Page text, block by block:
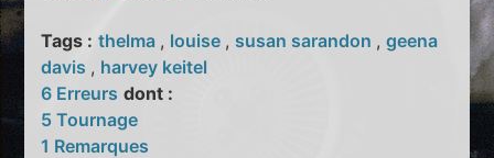
Tags : thelma , louise , susan sarandon ,geena
davis , harvey keitel
6 Erreurs dont :
5 Tournage
1 Remarques